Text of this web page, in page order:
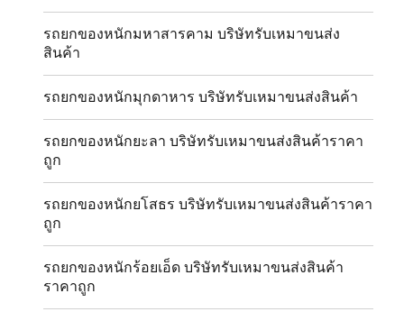
รถยกของหนักมหาสารคาม บริษัทรับเหมาขนส่ง
สินค้า
รถยกของหนักมุกดาหาร บริษัทรับเหมาขนส่งสินค้า
รถยกของหนักยะลา บริษัทรับเหมาขนส่งสินค้าราคา
ถูก
รถยกของหนักยโสธร บริษัทรับเหมาขนส่งสินค้าราคา
ถูก
รถยกของหนักร้อยเอ็ด บริษัทรับเหมาขนส่งสินค้า
ราคาถูก